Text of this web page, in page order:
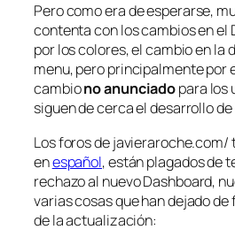
Pero como era de esperarse,
contenta con los cambios en el
por los colores, el cambio en la
menu, pero principalmente por
cambiono anunciadopara los
siguen de cerca el desarrollo
Los foros de
enespañol, están plagados de
rechazo al nuevo Dashboard,
varias cosas que han dejado
de la actualización: